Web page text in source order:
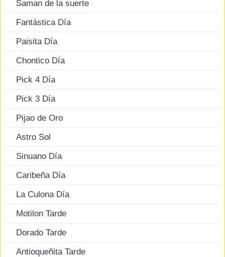
Saman de la suerte
Fantástica Día
Paisita Día
Chontico Día
Pick 4 Día
Pick 3 Día
Pijao de Oro
Astro Sol
Sinuano Día
Caribeña Día
La Culona Día
Motilon Tarde
Dorado Tarde
Antioqueñita Tarde